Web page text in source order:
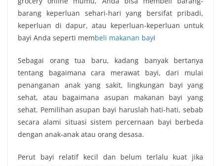
barang keperluan sehari-hari yang bersifat pribadi,
keperluan di dapur, atau keperluan-keperluan untuk
bayi Anda seperti membeli makanan bayi
Sebagai orang tua baru, kadang banyak bertanya
tentang bagaimana cara merawat bayi, dari mulai
penanganan anak yang sakit, lingkungan bayi yang
sehat, atau bagaimana asupan makanan bayi yang
sehat. Pemilihan asupan bayi haruslah hati-hati, sebab
secara alami situasi sistem percernaan bayi berbeda
dengan anak-anak atau orang desasa.
Perut bayi relatif kecil dan belum terlalu kuat jika